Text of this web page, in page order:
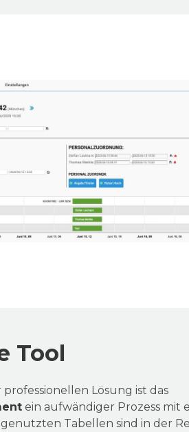
Tool
Lösung ist das
ein aufwändiger Prozess mit
Tabellen sind in der